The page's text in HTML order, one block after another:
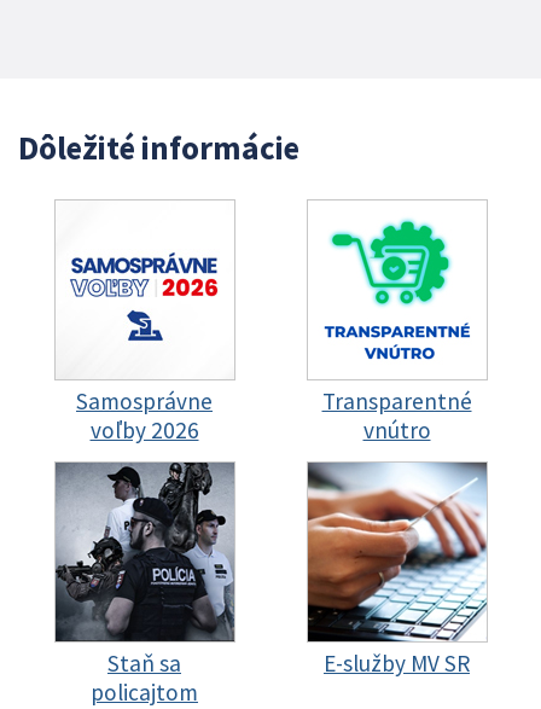
Dôležité informácie
Samosprávne
voľby 2026
Transparentné
vnútro
Staň sa
policajtom
E-služby MV SR